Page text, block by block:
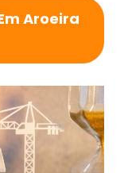
Aroeira